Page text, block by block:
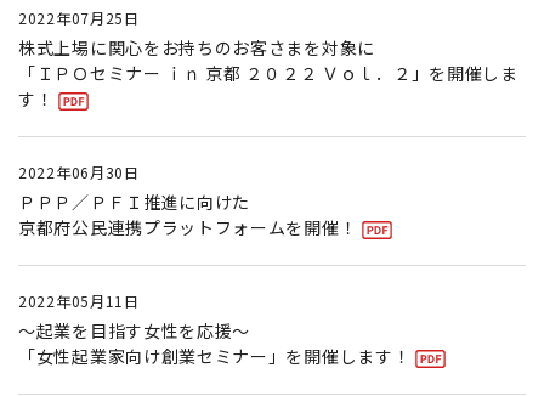
2022年07月25日
株式上場に関心をお持ちのお客さまを対象に
「ＩＰＯセミナー ｉｎ 京都 ２０２２ Ｖｏｌ．２」を開催しま
す！
2022年06月30日
ＰＰＰ／ＰＦＩ推進に向けた
京都府公民連携プラットフォームを開催！
2022年05月11日
～起業を目指す女性を応援～
「女性起業家向け創業セミナー」を開催します！